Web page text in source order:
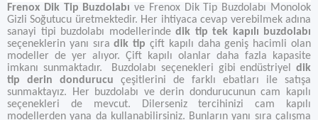
Frenox Dik Tip Buzdolabı ve Frenox Dik Tip Buzdolabı Monolok
Gizli Soğutucu üretmektedir. Her ihtiyaca cevap verebilmek adına
sanayi tipi buzdolabı modellerinde dik tip tek kapılı buzdolabı
seçeneklerin yanı sıradik tip çift kapılı daha geniş hacimli olan
modeller de yer alıyor. Çift kapılı olanlar daha fazla kapasite
imkanı sunmaktadır. Buzdolabı seçenekleri gibi endüstriyel dik
tip derin dondurucu çeşitlerini de farklı ebatları ile satışa
sunmaktayız. Her buzdolabı ve derin dondurucunun cam kapılı
seçenekleri de mevcut. Dilerseniz tercihinizi cam kapılı
modellerden yana da kullanabilirsiniz. Bunların yanı sıra çalışma